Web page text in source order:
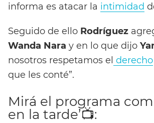
informa es atacar la intimidad
Seguido de ello Rodríguez
Wanda Nara y en lo que dijo
nosotros respetamos el derecho
que les conté”.
Mirá el programa
en la tarde’📺: